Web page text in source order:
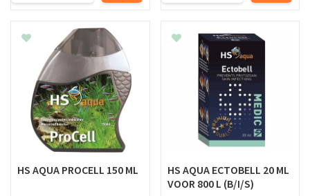
HS AQUA PROCELL 150 ML
HS AQUA ECTOBELL 20 ML
VOOR 800 L (B/I/S)